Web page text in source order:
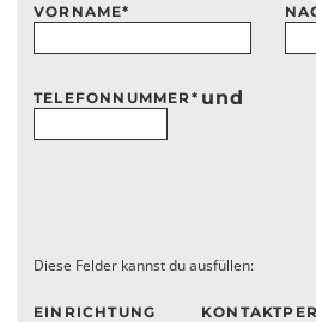
VORNAME*
TELEFONNUMMER* und
Diese Felder kannst du ausfüllen:
EINRICHTUNG